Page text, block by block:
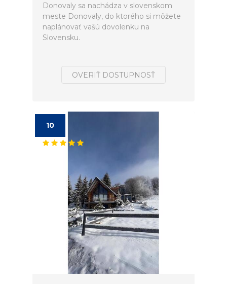
Donovaly sa nachádza v slovenskom
meste Donovaly, do ktorého si môžete
naplánovať vašú dovolenku na
Slovensku.
OVERIŤ DOSTUPNOSŤ
10